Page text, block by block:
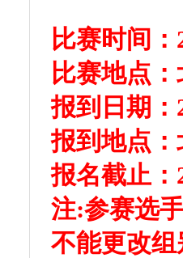
比赛时间
比赛地点
报到日期：
报到地点
报名截止：
注:参赛选
不能更改